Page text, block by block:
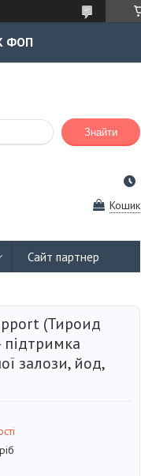
ФОП
Знайти
Кошик
Сайт партнер
(Тироид
підтримка
залози, йод,